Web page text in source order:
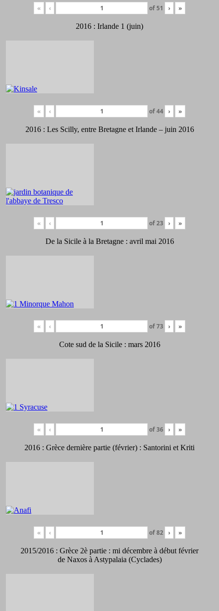
« ‹ of51 › »
2016 : Irlande 1 (juin)
« ‹ of44 › »
2016 : Les Scilly, entre Bretagne et Irlande – juin 2016
« ‹ of23 › »
De la Sicile à la Bretagne : avril mai 2016
« ‹ of73 › »
Cote sud de la Sicile : mars 2016
« ‹ of36 › »
2016 : Grèce dernière partie (février) : Santorini et Kriti
« ‹ of82 › »
2015/2016 : Grèce 2è partie : mi décembre à début février
de Naxos à Astypalaia (Cyclades)